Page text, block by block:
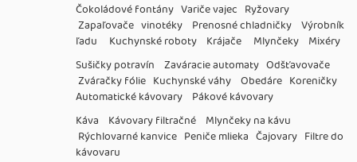
Čokoládové fontány Variče vajec Ryžovary
Zapaľovače vinotéky Prenosné chladničky Výrobník
ľadu Kuchynské roboty Krájače Mlynčeky Mixéry
Sušičky potravín Zaváracie automaty Odšťavovače
Zváračky fólie Kuchynské váhy Obedáre Koreničky
Automatické kávovary Pákové kávovary
Káva Kávovary filtračné Mlynčeky na kávu
Rýchlovarné kanvice Peniče mlieka Čajovary Filtre do
kávovaru